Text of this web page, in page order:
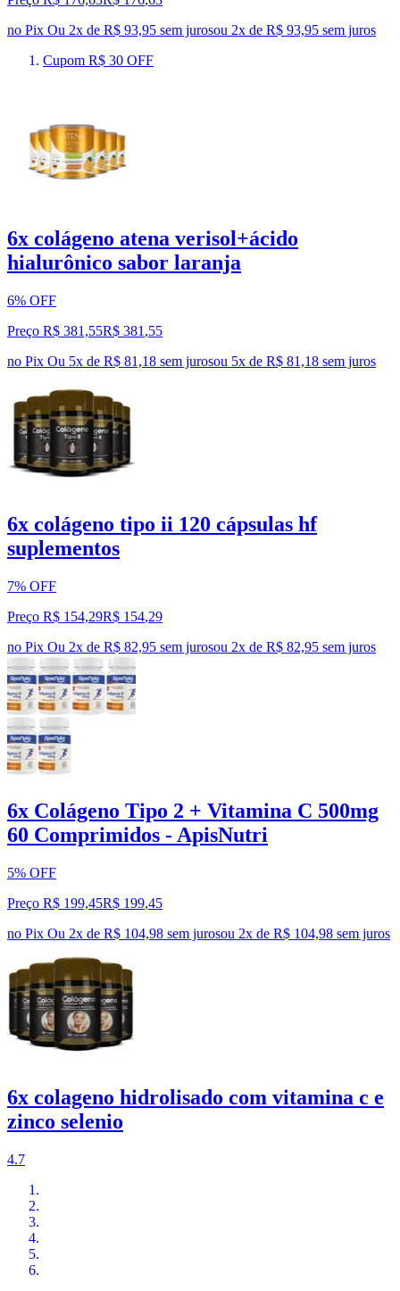
no Pix Ou 2x de R$ 93,95 sem jurosou 2x de R$ 93,95 sem juros
Cupom R$ 30 OFF
6x colágeno atena verisol+ácido
hialurônico sabor laranja
6% OFF
Preço R$ 381,55R$ 381 ,55
no Pix Ou 5x de R$ 81,18 sem jurosou 5x de R$ 81,18 sem juros
6x colágeno tipo ii 120 cápsulas hf
suplementos
7% OFF
Preço R$ 154,29R$ 154,29
no Pix Ou 2x de R$ 82,95 sem jurosou 2x de R$ 82,95 sem juros
6x Colágeno Tipo 2 + Vitamina C 500mg
60 Comprimidos - ApisNutri
5% OFF
Preço R$ 199,45R$ 199,45
no Pix Ou 2x de R$ 104,98 sem jurosou 2x de R$ 104,98 sem juros
6x colageno hidrolisado com vitamina c e
zinco selenio
4.7